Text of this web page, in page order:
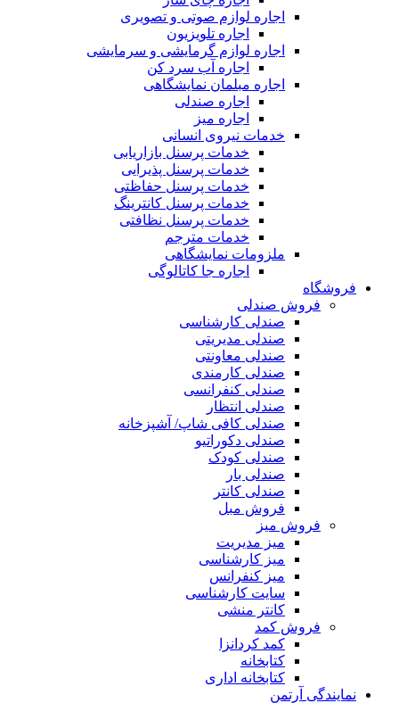
اجاره لوازم صوتی و تصویری
اجاره تلویزیون
اجاره لوازم گرمایشی و سرمایشی
اجاره آب سرد کن
اجاره مبلمان نمایشگاهی
اجاره صندلی
اجاره میز
خدمات نیروی انسانی
خدمات پرسنل بازاریابی
خدمات پرسنل پذیرایی
خدمات پرسنل حفاظتی
خدمات پرسنل کانترینگ
خدمات پرسنل نظافتی
خدمات مترجم
ملزومات نمایشگاهی
اجاره جا کاتالوگی
فروشگاه
فروش صندلی
صندلی کارشناسی
صندلی مدیریتی
صندلی معاونتی
صندلی کارمندی
صندلی کنفرانسی
صندلی انتظار
صندلی کافی شاپ/ آشپزخانه
صندلی دکوراتیو
صندلی کودک
صندلی بار
صندلی کانتر
فروش مبل
فروش میز
میز مدیریت
میز کارشناسی
میز کنفرانس
سایت کارشناسی
کانتر منشی
فروش کمد
کمد کردانزا
کتابخانه
کتابخانه اداری
نمایندگی آرتمن